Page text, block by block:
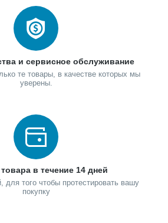
и сервисное обслуживание
те товары, в качестве которых мы
уверены.
в течение 14 дней
для того чтобы протестировать вашу
покупку